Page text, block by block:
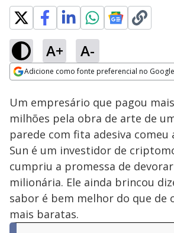
A+ A-
Adicione como fonte preferencial no Google
Ativar
100.00%
Um empresário que pagou
milhões pela obra de arte de
parede com fita adesiva comeu
Sun é um investidor de
cumpriu a promessa de
milionária. Ele ainda brincou
sabor é bem melhor do que de
mais baratas.